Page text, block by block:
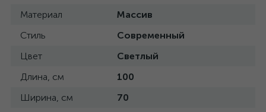
Материал
Массив
Стиль
Современный
Цвет
Светлый
Длина, см
100
Ширина, см
70